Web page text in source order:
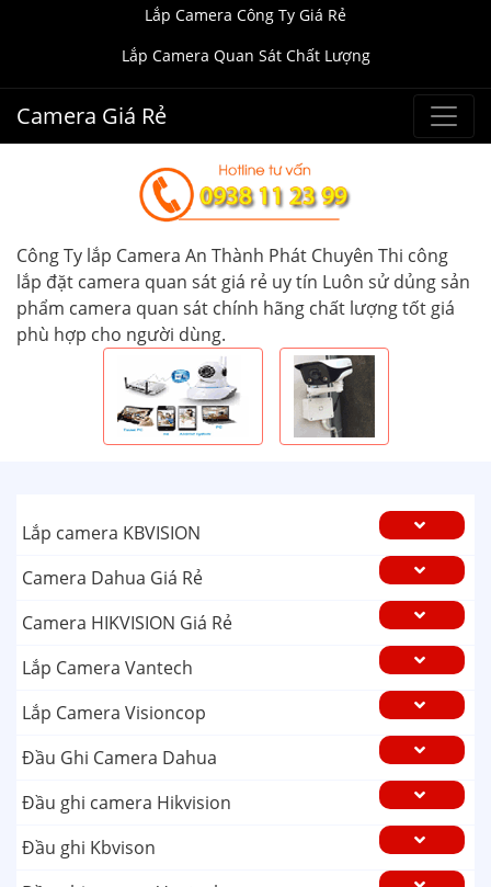
Lắp Camera Công Ty Giá Rẻ
Lắp Camera Quan Sát Chất Lượng
Camera Giá Rẻ
Công Ty lắp Camera An Thành Phát Chuyên Thi công
lắp đặt camera quan sát giá rẻ uy tín Luôn sử dủng sản
phẩm camera quan sát chính hãng chất lượng tốt giá
phù hợp cho người dùng.
Lắp camera KBVISION
Camera Dahua Giá Rẻ
Camera HIKVISION Giá Rẻ
Lắp Camera Vantech
Lắp Camera Visioncop
Đầu Ghi Camera Dahua
Đầu ghi camera Hikvision
Đầu ghi Kbvison